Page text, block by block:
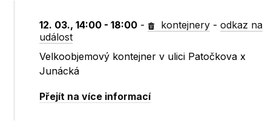
12. 03., 14:00 - 18:00 - kontejnery -odkaz na
událost
Velkoobjemový kontejner v ulici Patočkova x
Junácká
Přejít na více informací